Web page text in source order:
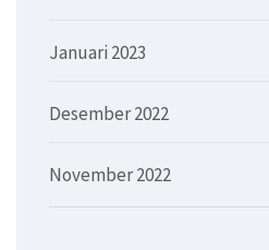
Januari 2023
Desember 2022
November 2022